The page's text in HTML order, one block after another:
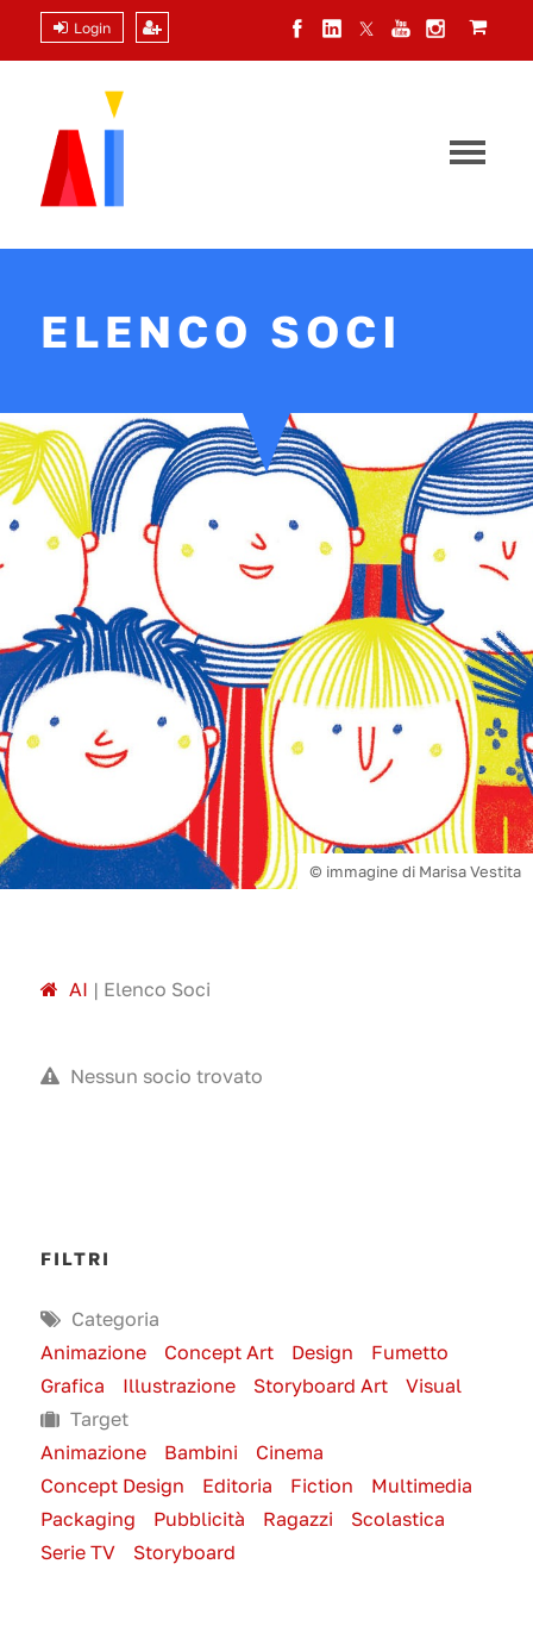
Login
ELENCO SOCI
© immagine di Marisa Vestita
AI | Elenco Soci
Nessun socio trovato
FILTRI
Categoria
Animazione
Concept Art Design
Fumetto
Grafica
Illustrazione Storyboard Art
Visual
Target
Animazione
Bambini
Cinema
Concept Design
Editoria Fiction
Multimedia
Packaging
Pubblicità Ragazzi
Scolastica
Serie TV
Storyboard